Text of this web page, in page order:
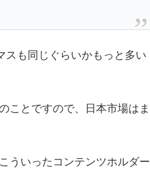
も同じぐらいかもっと多い
ことですので、日本市場はま
ういったコンテンツホルダー